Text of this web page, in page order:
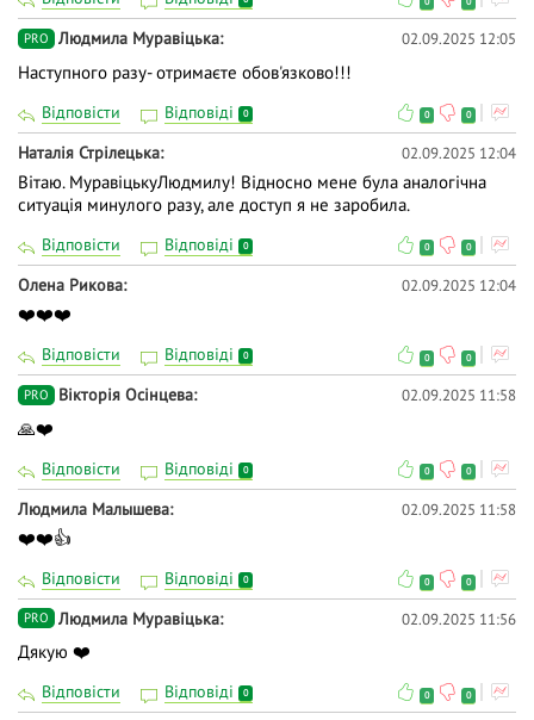
PRO Людмила Муравіцька 02.09.2025 12:05
Наступного разу- отримаєте обов'язково!!!
Відповісти Відповіді 0 0 0
Наталія Стрілецька 02.09.2025 12:04
Вітаю. МуравіцькуЛюдмилу! Відносно мене була аналогічна
ситуація минулого разу, але доступ я не заробила.
Відповісти Відповіді 0 0 0
Олена Рикова 02.09.2025 12:04
❤️❤️❤️
Відповісти Відповіді 0 0 0
PRO Вікторія Осінцева 02.09.2025 11:58
🙏❤️
Відповісти Відповіді 0 0 0
Людмила Малышева 02.09.2025 11:58
❤️❤️👍
Відповісти Відповіді 0 0 0
PRO Людмила Муравіцька 02.09.2025 11:56
Дякую ❤️
Відповісти Відповіді 0 0 0